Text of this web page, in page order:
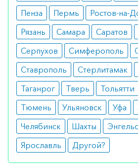
сопутствующих заболеваний,
возраста больного.
Доза при лечении
составляет от 12,5 мг до 50 мг в
Лечение стенокардии с
Дилатренда предполагает
диапазоне от 50 мг до 100 мг в
Режим дозирования при
недостаточности более
можно включать в терапию
Пенза
Пермь Ростов-на-
Рязань
Самара Саратов
Серпухов
Симферополь
Ставрополь
Стерлитамак
Таганрог
Тверь Тольятти
Тюмень
Ульяновск Уфа
Челябинск
Шахты Энгельс
Ярославль
Другой?